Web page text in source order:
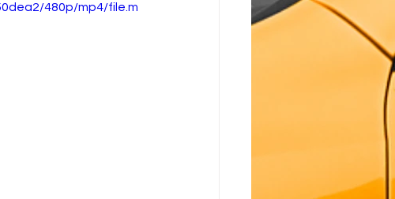
480p/mp4/file.m